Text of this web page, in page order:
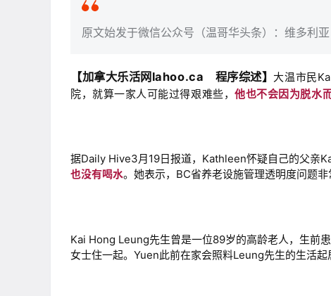
原文始发于微信公众号（温哥华头条）：维多利亚
【加拿大乐活网lahoo.ca 程序综述】 大温市民
院，就算一家人可能过得艰难些，他也不会因为脱水
据Daily Hive3月19日报道，Kathleen怀疑自己的父亲
也没有喝水。她表示，BC省养老设施管理透明度问题非
Kai Hong Leung先生曾是一位89岁的高龄老人，生前
女士住一起。Yuen此前在家会照料Leung先生的生活起